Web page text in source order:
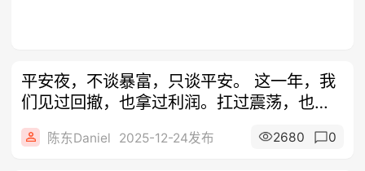
平安夜，不谈暴富，只谈平安。 这一年，我
们见过回撤，也拿过利润。扛过震荡，也等
过
陈东Daniel 2025-12-24发布 2680 0